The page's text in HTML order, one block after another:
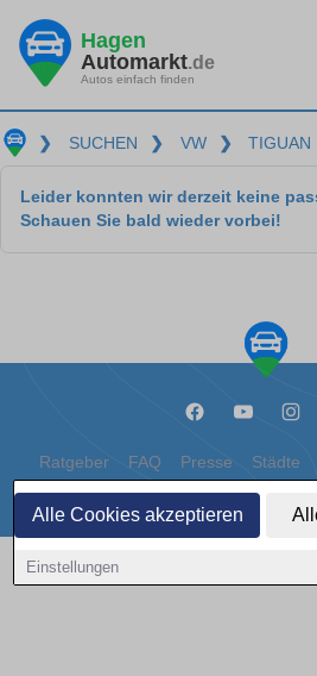
Alle Cookies akzeptieren
Einstellungen
Hagen
Automarkt.de
Autos einfach finden
❯ SUCHEN ❯ VW ❯ TIGUAN
Leider konnten wir derzeit keine
Schauen Sie bald wieder vorbei!
Ratgeber FAQ Presse Städte
Datenschutz
Copyright © 2000 - 2026 | 1A Infosysteme